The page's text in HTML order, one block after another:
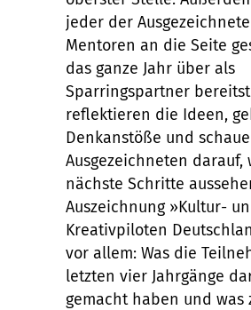
jeder der
Mentoren an die Seite
das ganze Jahr über als
Sparringspartner
reflektieren die Ideen,
Denkanstöße und
Ausgezeichneten darauf,
nächste Schritte
Auszeichnung »Kultur-
Kreativpiloten
vor allem: Was die
letzten vier Jahrgänge
gemacht haben und was